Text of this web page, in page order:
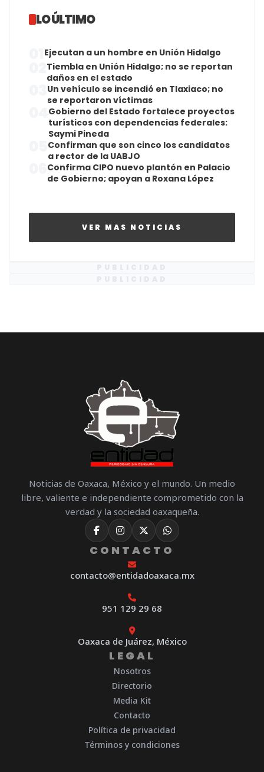
LO ÚLTIMO
Ejecutan a un hombre en Unión Hidalgo
Tiembla en Unión Hidalgo; no se reportan
daños en el estado
Un vehículo se incendió en Tlaxiaco; no
se reportaron víctimas
Gobierno del Estado fortalece proyectos
turísticos con dependencias federales:
Saymi Pineda
Confirman que son cinco los candidatos
a rector de la UABJO
Confirma CIPO nuevo plantón en Palacio
de Gobierno; apoyan a Roxana López
VER MAS NOTICIAS
Noticias de Oaxaca, México y el mundo. Un medio
libre, valiente e independiente comprometido con la
verdad y la sociedad oaxaqueña.
CONTACTO
contacto@entidadoaxaca.mx
951 129 29 68
Oaxaca de Juárez, México
LEGAL
Nosotros
Directorio
Media Kit
Contacto
Política de privacidad
Términos y condiciones